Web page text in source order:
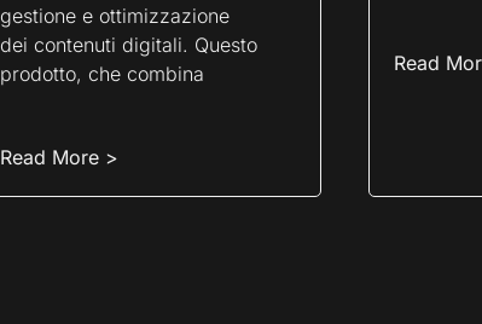
gestione e ottimizzazione
dei contenuti digitali. Questo
prodotto, che combina
Read More >
Read